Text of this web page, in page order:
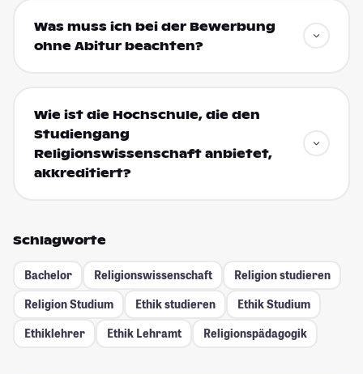
Was muss ich bei der Bewerbung
ohne Abitur beachten?
Wie ist die Hochschule, die den
Studiengang
Religionswissenschaft anbietet,
akkreditiert?
Schlagworte
Bachelor Religionswissenschaft
Religion studieren
Religion Studium
Ethik studieren
Ethik Studium
Ethiklehrer
Ethik Lehramt Religionspädagogik